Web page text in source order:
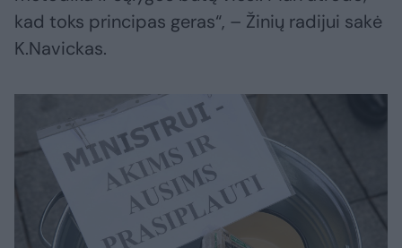
kad toks principas geras“, – Žinių radijui sakė
K.Navickas.